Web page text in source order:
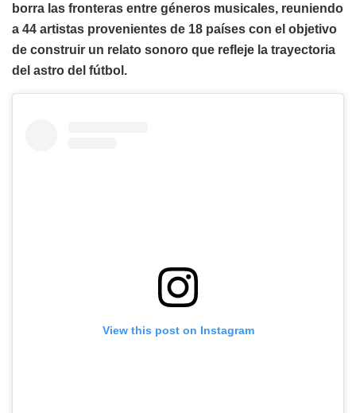
borra las fronteras entre géneros musicales, reuniendo
a 44 artistas provenientes de 18 países con el objetivo
de construir un relato sonoro que refleje la trayectoria
del astro del fútbol.
View this post on Instagram